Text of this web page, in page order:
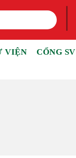
VIỆN CỔNG SV